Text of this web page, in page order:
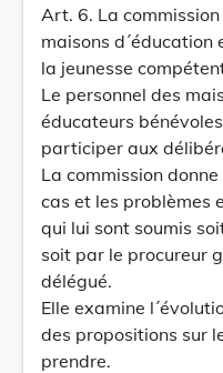
Art. 6. La
maisons d´éducation
la jeunesse
Le personnel des
éducateurs
participer aux
La commission
cas et les problèmes
qui lui sont soumis
soit par le procureur
délégué.
Elle examine
des propositions sur
prendre.